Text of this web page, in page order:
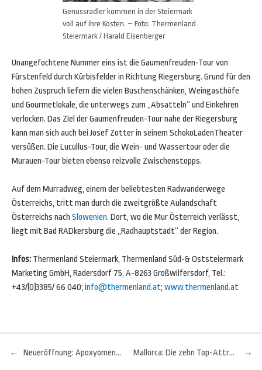
Genussradler kommen in der Steiermark
voll auf ihre Kosten. – Foto: Thermenland
Steiermark / Harald Eisenberger
Unangefochtene Nummer eins ist die Gaumenfreuden-Tour von
Fürstenfeld durch Kürbisfelder in Richtung Riegersburg. Grund für den
hohen Zuspruch liefern die vielen Buschenschänken, Weingasthöfe
und Gourmetlokale, die unterwegs zum „Absatteln“ und Einkehren
verlocken. Das Ziel der Gaumenfreuden-Tour nahe der Riegersburg
kann man sich auch bei Josef Zotter in seinem SchokoLadenTheater
versüßen. Die Lucullus-Tour, die Wein- und Wassertour oder die
Murauen-Tour bieten ebenso reizvolle Zwischenstopps.
Auf dem Murradweg, einem der beliebtesten Radwanderwege
Österreichs, tritt man durch die zweitgrößte Aulandschaft
Österreichs nach Slowenien. Dort, wo die Mur Österreich verlässt,
liegt mit Bad RADkersburg die „Radhauptstadt“ der Region.
Infos: Thermenland Steiermark, Thermenland Süd-& Oststeiermark
Marketing GmbH, Radersdorf 75, A-8263 Großwilfersdorf, Tel.:
+43/(0)3385/ 66 040; info@thermenland.at; www.thermenland.at
Beitragsnavigation
← Neueröffnung: Apoxyomenos-Museum in Mali Lošinj in der kroatischen Region Kvarner →
Mallorca: Die zehn Top-Attraktionen Mallorcas